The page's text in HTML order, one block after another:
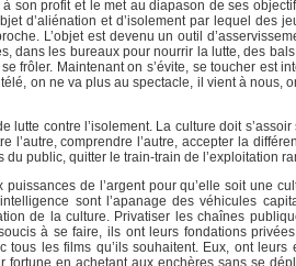
son profit et le met au diapason de ses
d’aliénation et d’isolement par lequel des
L’objet est devenu un outil
dans les bureaux pour nourrir la lutte, des
frôler. Maintenant on s’évite, se toucher est
on ne va plus au spectacle, il vient à nous,
lutte contre l’isolement. La culture doit
l’autre, comprendre l’autre, accepter la
public, quitter le train-train de l’exploitation
de l’argent pour qu’elle soit une
sont l’apanage des véhicules
de la culture. Privatiser les chaînes
à se faire, ils ont leurs fondations
tous les films qu’ils souhaitent. Eux, ont
fortune en achetant aux enchères sans se